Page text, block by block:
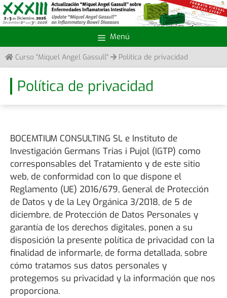
Saltar
al
Menú
Curso "Miquel Angel Gassull" Política de privacidad
Política de privacidad
BOCEMTIUM CONSULTING SL e Instituto de
Investigación Germans Trias i Pujol (IGTP) como
corresponsables del Tratamiento y de este sitio
web, de conformidad con lo que dispone el
Reglamento (UE) 2016/679, General de Protección
de Datos y de la Ley Orgánica 3/2018, de 5 de
diciembre, de Protección de Datos Personales y
garantía de los derechos digitales, ponen a su
disposición la presente política de privacidad con la
finalidad de informarle, de forma detallada, sobre
cómo tratamos sus datos personales y
protegemos su privacidad y la información que nos
proporciona.